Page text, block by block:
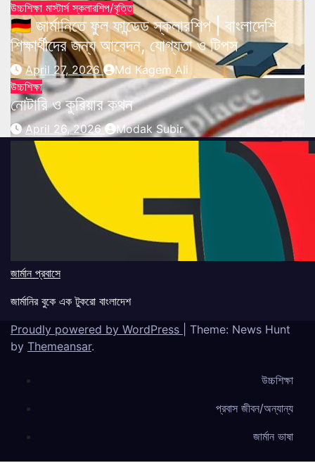
উচ্চশিক্ষা মাস্টার্সস্কলারশিপ/বৃত্তি
🇩🇪 জার্মানিতে ফুল ফান্ডেড স্কলারশিপ | বাংলাদেশি
শিক্ষার্থীদের জন্য আবেদন, যোগ্যতা ও টিপস
April 27, 2026
Md Kagem Ali
উচ্চশিক্ষা
নোটারি ও কুরিয়ার কথন
April 26, 2026 Modak Subir
জার্মান প্রবাসে
জার্মানির বুকে এক টুকরো বাংলাদেশ
Proudly powered by WordPress
Theme: News Hunt
by Themeansar.
উচ্চশিক্ষা
প্রবাস জীবন/অন্যান্য
জার্মান ভাষা